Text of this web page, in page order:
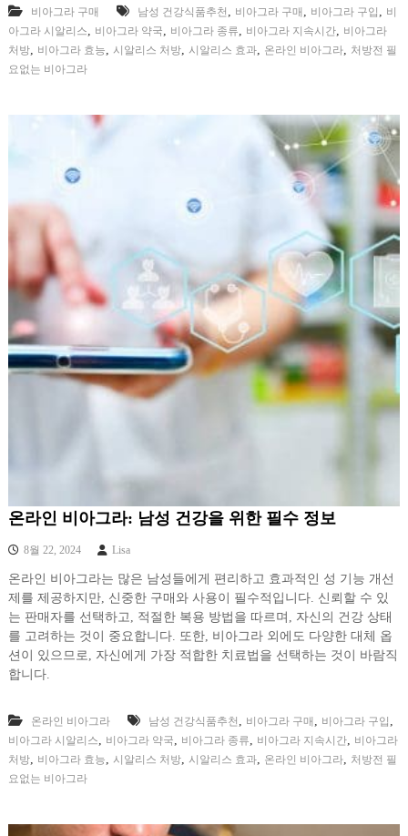
비아그라 구매 남성 건강식품추천 , 비아그라 구매 , 비아그라 구입 , 비
아그라 시알리스, 비아그라 약국, 비아그라 종류, 비아그라 지속시간, 비아그라
처방, 비아그라 효능, 시알리스 처방, 시알리스 효과, 온라인 비아그라, 처방전 필
요없는 비아그라
온라인 비아그라: 남성 건강을 위한 필수 정보
8월 22, 2024 Lisa
온라인 비아그라는 많은 남성들에게 편리하고 효과적인 성 기능 개선
제를 제공하지만, 신중한 구매와 사용이 필수적입니다. 신뢰할 수 있
는 판매자를 선택하고, 적절한 복용 방법을 따르며, 자신의 건강 상태
를 고려하는 것이 중요합니다. 또한, 비아그라 외에도 다양한 대체 옵
션이 있으므로, 자신에게 가장 적합한 치료법을 선택하는 것이 바람직
합니다.
온라인 비아그라 남성 건강식품추천 , 비아그라 구매 , 비아그라 구입 ,
비아그라 시알리스, 비아그라 약국, 비아그라 종류, 비아그라 지속시간, 비아그라
처방, 비아그라 효능, 시알리스 처방, 시알리스 효과, 온라인 비아그라, 처방전 필
요없는 비아그라